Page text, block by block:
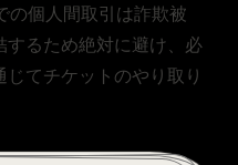
の個人間取引は詐欺被
するため絶対に避け、必
てチケットのやり取り